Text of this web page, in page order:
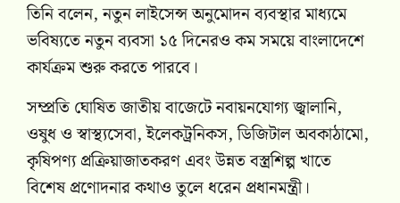
তিনি বলেন, নতুন লাইসেন্স অনুমোদন ব্যবস্থার মাধ্যমে
ভবিষ্যতে নতুন ব্যবসা ১৫ দিনেরও কম সময়ে বাংলাদেশে
কার্যক্রম শুরু করতে পারবে।
সম্প্রতি ঘোষিত জাতীয় বাজেটে নবায়নযোগ্য জ্বালানি,
ওষুধ ও স্বাস্থ্যসেবা, ইলেকট্রনিকস, ডিজিটাল অবকাঠামো,
কৃষিপণ্য প্রক্রিয়াজাতকরণ এবং উন্নত বস্ত্রশিল্প খাতে
বিশেষ প্রণোদনার কথাও তুলে ধরেন প্রধানমন্ত্রী।